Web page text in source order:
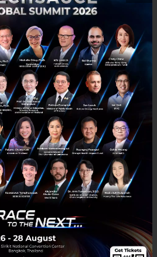
Dual Bandwidth
: 02-001-5375
: 06-4658-9500
Media
Techsauce
Services
Privacy Policy